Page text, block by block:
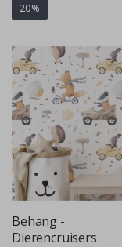
20%
Behang -
Dierencruisers